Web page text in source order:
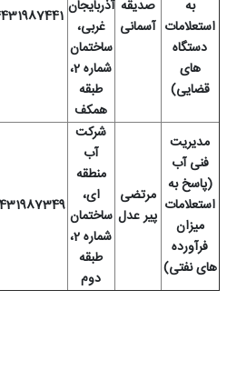
04431987441 آذربایجان
غربی،
ساختمان
شماره 2،
طبقه
همکف
صدیقه
آسمانی استعلامات
دستگاه
های
قضایی)
04431987349
شرکت
منطقه
ای،
ساختمان
شماره 2،
طبقه
دوم
مرتضی
پیر عدل
مدیریت
فنی آب
(پاسخ به
استعلامات
میزان
فرآورده
های نفتی)